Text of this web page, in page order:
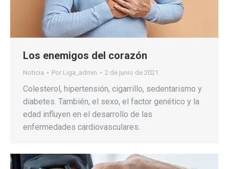
Los enemigos del corazón
Noticia Por Liga_admin 2 de junio de 2021
Colesterol, hipertensión, cigarrillo, sedentarismo y
diabetes. También, el sexo, el factor genético y la
edad influyen en el desarrollo de las
enfermedades cardiovasculares.